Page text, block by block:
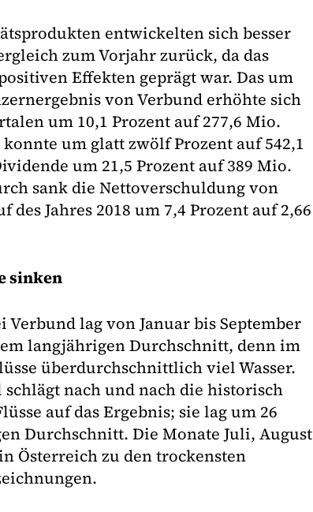
entwickelten sich besser
zum Vorjahr zurück, da das
Effekten geprägt war. Das um
von Verbund erhöhte sich
um 10,1 Prozent auf 277,6 Mio.
um glatt zwölf Prozent auf 542,1
um 21,5 Prozent auf 389 Mio.
sank die Nettoverschuldung von
Jahres 2018 um 7,4 Prozent auf 2,66
sinken
lag von Januar bis September
langjährigen Durchschnitt, denn im
überdurchschnittlich viel Wasser.
nach und nach die historisch
auf das Ergebnis; sie lag um 26
Durchschnitt. Die Monate Juli, August
Österreich zu den trockensten